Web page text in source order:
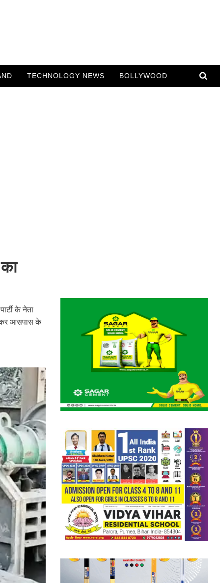
TECHNOLOGY NEWS BOLLYWOOD
के नेता
आसपास के